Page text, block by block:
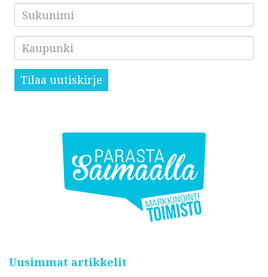
Sukunimi
Kaupunki
Tilaa uutiskirje
Uusimmat artikkelit